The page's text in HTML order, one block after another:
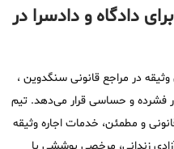
دادگاه و دادسرا در
وثیقه در مراجع قانونی سنگدوین ،
فشرده و حساسی قرار می‌دهد. تیم
و مطمئن، خدمات اجاره وثیقه
زندانی، مرخصی پوششی یا